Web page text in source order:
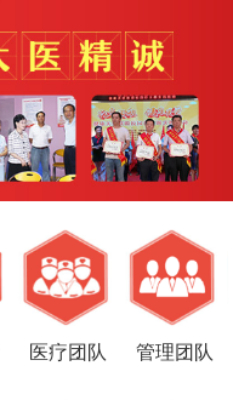
医疗团队 管理团队